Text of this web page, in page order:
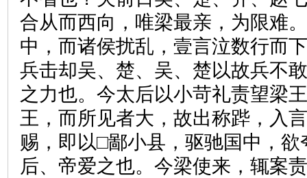
合从而西向，唯梁最亲，为限难
中，而诸侯扰乱，壹言泣数行而
兵击却吴、楚、吴、楚以故兵不
之力也。今太后以小苛礼责望梁
王，而所见者大，故出称跸，入
赐，即以□鄙小县，驱驰国中，
后、帝爱之也。今梁使来，辄案